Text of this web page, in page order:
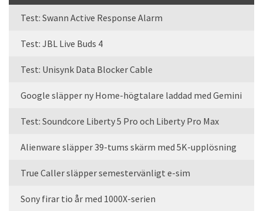
Test: Swann Active Response Alarm
Test: JBL Live Buds 4
Test: Unisynk Data Blocker Cable
Google släpper ny Home-högtalare laddad med Gemini
Test: Soundcore Liberty 5 Pro och Liberty Pro Max
Alienware släpper 39-tums skärm med 5K-upplösning
True Caller släpper semestervänligt e-sim
Sony firar tio år med 1000X-serien